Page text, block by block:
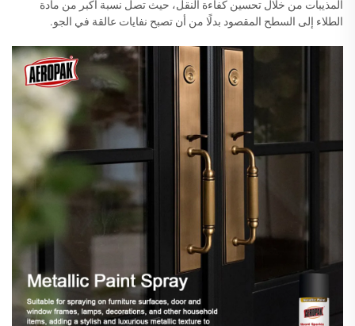
المذيبات من خلال تحسين كفاءة النقل، حيث تصل نسبة أكبر من مادة
الطلاء إلى السطح المقصود بدلًا من أن تصبح نفايات عالقة في الجو.